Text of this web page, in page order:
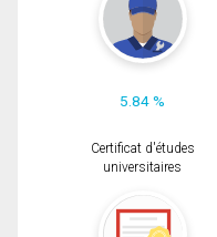
5.84 %
Certificat d'études
universitaires